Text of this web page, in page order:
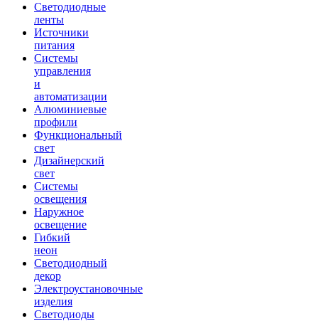
Светодиодные
ленты
Источники
питания
Системы
управления
и
автоматизации
Алюминиевые
профили
Функциональный
свет
Дизайнерский
свет
Системы
освещения
Наружное
освещение
Гибкий
неон
Светодиодный
декор
Электроустановочные
изделия
Светодиоды